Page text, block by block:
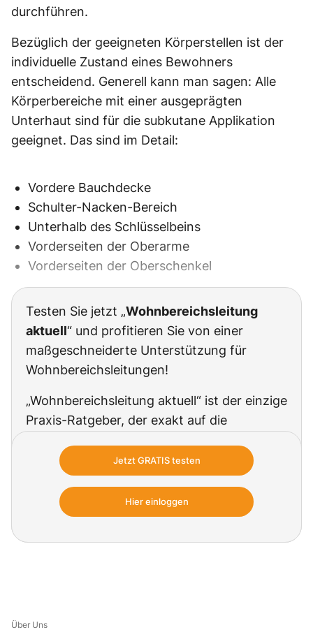
durchführen.
Bezüglich der geeigneten Körperstellen ist der
individuelle Zustand eines Bewohners
entscheidend. Generell kann man sagen: Alle
Körperbereiche mit einer ausgeprägten
Unterhaut sind für die subkutane Applikation
geeignet. Das sind im Detail:
Vordere Bauchdecke
Schulter-Nacken-Bereich
Unterhalb des Schlüsselbeins
Vorderseiten der Oberarme
Vorderseiten der Oberschenkel
Testen Sie jetzt „Wohnbereichsleitung
aktuell“ und profitieren Sie von einer
maßgeschneiderte Unterstützung für
Wohnbereichsleitungen!
„Wohnbereichsleitung aktuell“ ist der einzige
Praxis-Ratgeber, der exakt auf die
Einrichtungen zugeschnitten ist. Mit einer
starken, gut informierten und
unabhängigen WBL halten Sie als PDL sich
selbst den Rücken frei.
Jetzt GRATIS testen
Hier einloggen
Über Uns